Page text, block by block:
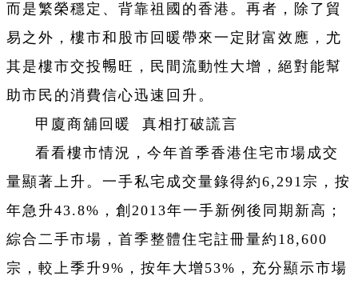
而是繁榮穩定、背靠祖國的香港。再者，除了貿
易之外，樓市和股市回暖帶來一定財富效應，尤
其是樓市交投𣈱旺，民間流動性大增，絕對能幫
助市民的消費信心迅速回升。
甲廈商舖回暖 真相打破謊言
看看樓市情況，今年首季香港住宅市場成交
量顯著上升。一手私宅成交量錄得約6,291宗，按
年急升43.8%，創2013年一手新例後同期新高；
綜合二手市場，首季整體住宅註冊量約18,600
宗，較上季升9%，按年大增53%，充分顯示市場